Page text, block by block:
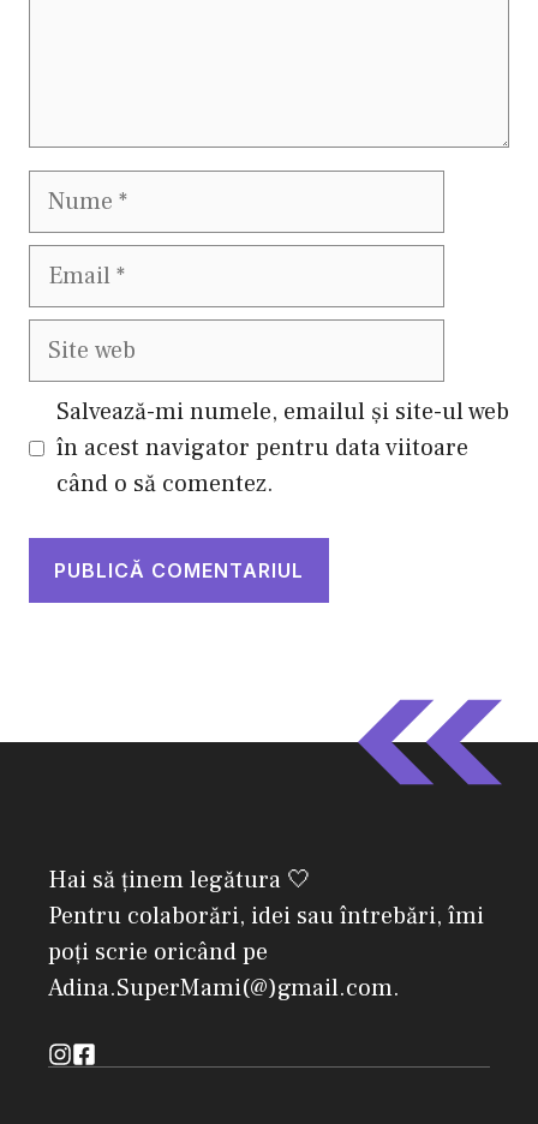
Nume
Email
Site
Salvează-mi numele, emailul și site-ul web
în acest navigator pentru data viitoare
când o să comentez.
Hai să ținem legătura 🤍
Pentru colaborări, idei sau întrebări, îmi
poți scrie oricând pe
Adina.SuperMami(@)gmail.com.